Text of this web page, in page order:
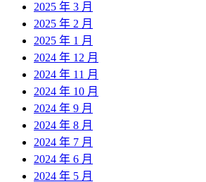
2025 年 3 月
2025 年 2 月
2025 年 1 月
2024 年 12 月
2024 年 11 月
2024 年 10 月
2024 年 9 月
2024 年 8 月
2024 年 7 月
2024 年 6 月
2024 年 5 月